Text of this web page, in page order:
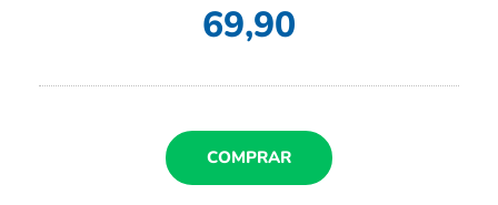
69,90
COMPRAR